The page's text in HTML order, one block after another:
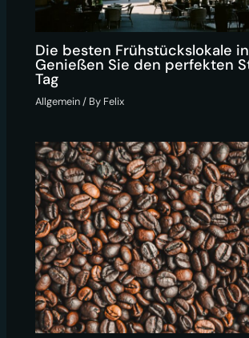
Die besten Frühstückslokale
Genießen Sie den perfekten
Tag
Allgemein/ By Felix